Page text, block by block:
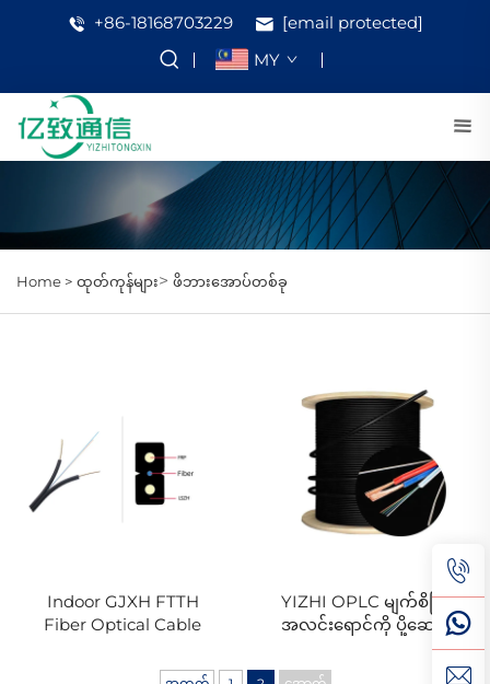
+86-18168703229
[email protected]
MY
Home > ထုတ်ကုန်များ> ဖိဘားအောပ်တစ်ခု
Indoor GJXH FTTH
Fiber Optical Cable
YIZHI OPLC မျက်စိဖြင့်
အလင်းရောင်ကို ပို့ဆောင်
ဝိုင်ယာကြိုး